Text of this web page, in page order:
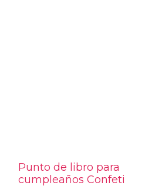
Punto de libro para
cumpleaños Confeti